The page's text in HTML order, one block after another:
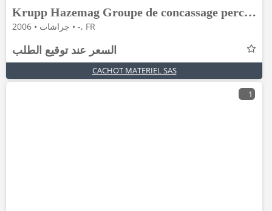
Krupp Hazemag Groupe de concassage percussion primaire A
جراشات • 2006 • -, FR
السعر عند توقيع الطلب
CACHOT MATERIEL SAS
1